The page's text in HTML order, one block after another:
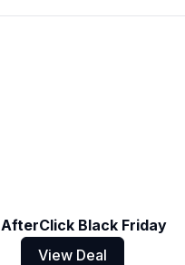
AfterClick Black Friday
View Deal